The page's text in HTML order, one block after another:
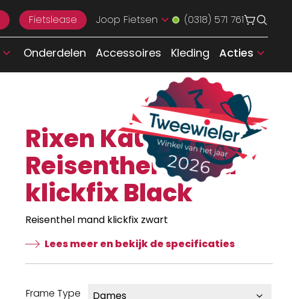
Fietslease Joop Fietsen (0318) 571 761
Onderdelen Accessoires Kleding Acties
Rixen Kaul
Reisenthel mand
klickfix Black
Reisenthel mand klickfix zwart
Lees meer en bekijk de specificaties
Frame Type